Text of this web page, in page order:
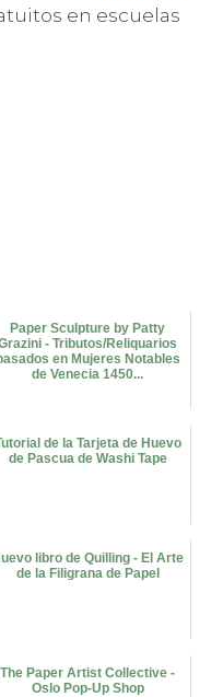
en escuelas
Paper Sculpture by Patty
- Tributos/Reliquarios
en Mujeres Notables
de Venecia 1450...
de la Tarjeta de Huevo
de Pascua de Washi Tape
libro de Quilling - El Arte
de la Filigrana de Papel
The Paper Artist Collective -
Oslo Pop-Up Shop